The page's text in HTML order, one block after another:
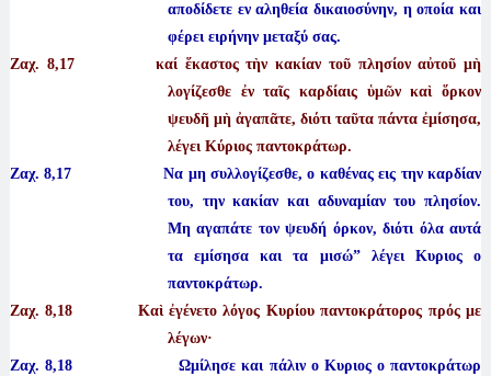
αποδίδετε εν αληθεία δικαιοσύνην, η οποία και
φέρει ειρήνην μεταξύ σας.
Ζαχ. 8,17 καί ἕκαστος τὴν κακίαν τοῦ πλησίον αὐτοῦ μὴ
λογίζεσθε ἐν ταῖς καρδίαις ὑμῶν καὶ ὅρκον
ψευδῆ μὴ ἀγαπᾶτε, διότι ταῦτα πάντα ἐμίσησα,
λέγει Κύριος παντοκράτωρ.
Ζαχ. 8,17 Να μη συλλογίζεσθε, ο καθένας εις την καρδίαν
του, την κακίαν και αδυναμίαν του πλησίον.
Μη αγαπάτε τον ψευδή όρκον, διότι όλα αυτά
τα εμίσησα και τα μισώ” λέγει Κυριος ο
παντοκράτωρ.
Ζαχ. 8,18 Καὶ ἐγένετο λόγος Κυρίου παντοκράτορος πρός με
λέγων·
Ζαχ. 8,18 Ωμίλησε και πάλιν ο Κυριος ο παντοκράτωρ